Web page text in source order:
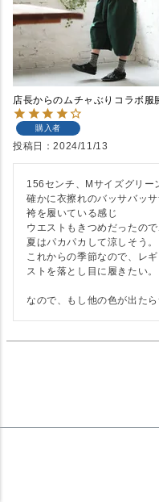
店長からのムチャぶりコラボ
購入者
投稿日 2024/11/13
156センチ、Mサイズグリー
確かに衣擦れのバッサバッ
袴を履いている感じ
ウエストもきつめだったの
夏はパカパカして涼しそう。
これからの季節なので、レ
ストを落とし目に履きたい。
なので、もし他の色が出た